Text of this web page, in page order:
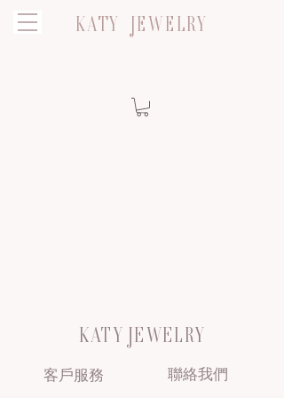
KATY JEWELRY
KATY JEWELRY
客戶服務 聯絡我們